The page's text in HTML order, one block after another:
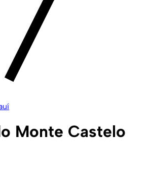
Monte Castelo